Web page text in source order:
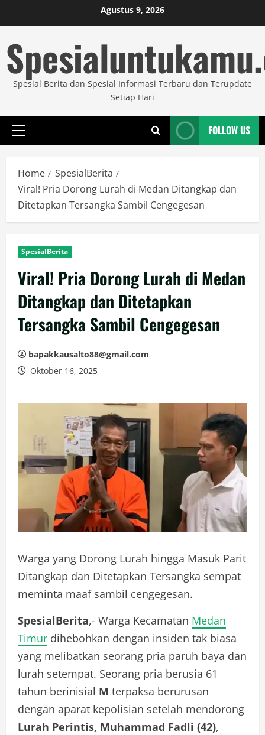
to
Agustus 9, 2026
Spesial Berita dan Spesial Informasi Terbaru dan Terupdate
Setiap Hari
Primary
FOLLOW US
Home
SpesialBerita
Viral! Pria Dorong Lurah di Medan Ditangkap dan
Ditetapkan Tersangka Sambil Cengegesan
SpesialBerita
Viral! Pria Dorong Lurah di Medan
Ditangkap dan Ditetapkan
Tersangka Sambil Cengegesan
bapakkausalto88@gmail.com
Oktober 16, 2025
Warga yang Dorong Lurah hingga Masuk Parit
Ditangkap dan Ditetapkan Tersangka sempat
meminta maaf sambil cengegesan.
SpesialBerita,- Warga Kecamatan Medan
Timur dihebohkan dengan insiden tak biasa
yang melibatkan seorang pria paruh baya dan
lurah setempat. Seorang pria berusia 61
tahun berinisial M terpaksa berurusan
dengan aparat kepolisian setelah mendorong
Lurah Perintis, Muhammad Fadli (42),